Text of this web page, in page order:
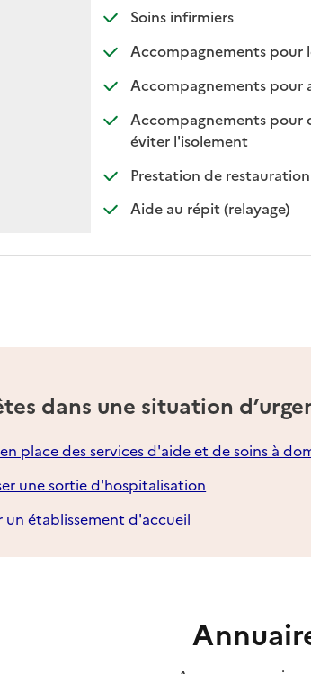
Soins infirmiers: disponible
: non disponible
Accompagnements pour
Accompagnements pour
Accompagnements pour
éviter l'isolement: disponible
: non
Prestation de
Aide au répit (relayage)
:
: non
dans une situation
place des services d'aide et de soins à
une sortie d'hospitalisation
un établissement d'accueil